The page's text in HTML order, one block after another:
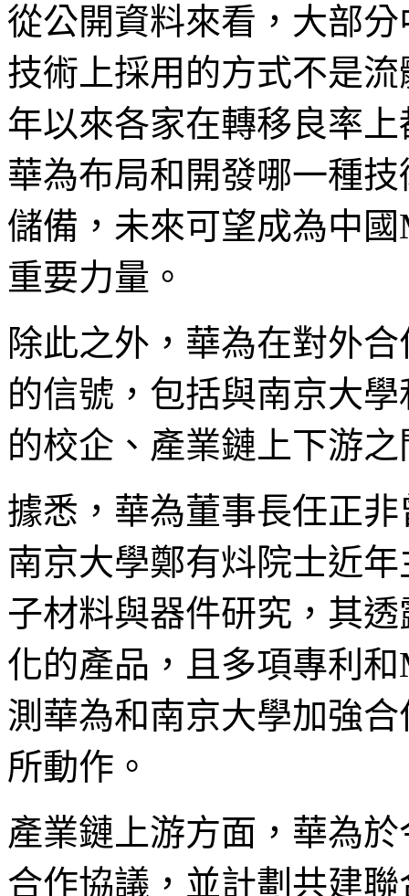
從公開資料來看，大部
技術上採用的方式不是
年以來各家在轉移良率
華為布局和開發哪一種
儲備，未來可望成為中
重要力量。
除此之外，華為在對外
的信號，包括與南京大
的校企、產業鏈上下游
據悉，華為董事長任正
南京大學鄭有炓院士近
子材料與器件研究，其
化的產品，且多項專利
測華為和南京大學加強
所動作。
產業鏈上游方面，華為
合作協議，並計劃共建